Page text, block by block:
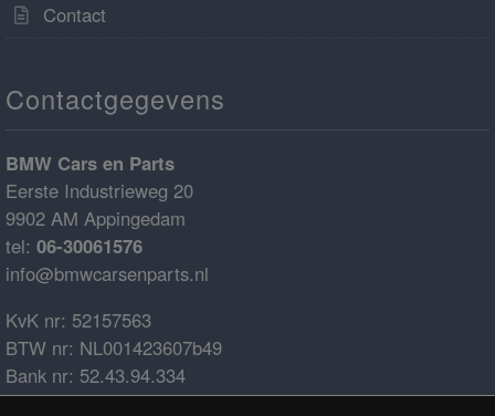
Contact
Contactgegevens
BMW Cars en Parts
Eerste Industrieweg 20
9902 AM Appingedam
tel: 06-30061576
info@bmwcarsenparts.nl
KvK nr: 52157563
BTW nr: NL001423607b49
Bank nr: 52.43.94.334
IBAN: NL68ABNA0524394334